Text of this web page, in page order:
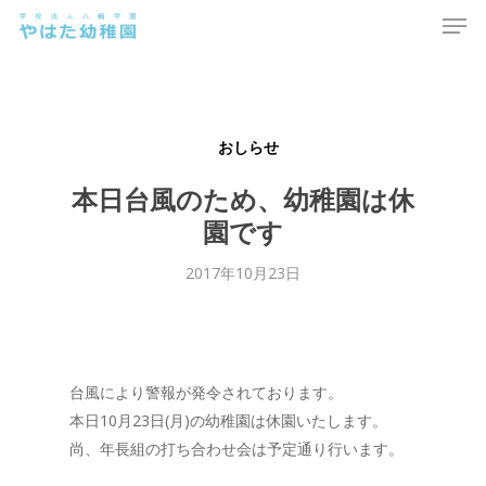
Skip
おしらせ
本日台風のため、幼稚園は休
園です
2017年10月23日
台風により警報が発令されております。
本日10月23日(月)の幼稚園は休園いたします。
尚、年長組の打ち合わせ会は予定通り行います。